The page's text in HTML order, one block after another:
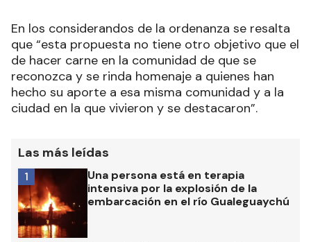
En los considerandos de la ordenanza se resalta
que “esta propuesta no tiene otro objetivo que el
de hacer carne en la comunidad de que se
reconozca y se rinda homenaje a quienes han
hecho su aporte a esa misma comunidad y a la
ciudad en la que vivieron y se destacaron”.
Las más leídas
Una persona está en terapia
intensiva por la explosión de la
embarcación en el río Gualeguaychú
1